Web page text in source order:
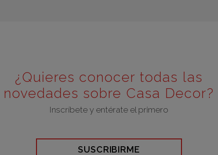
¿Quieres conocer todas las
novedades sobre Casa Decor?
Inscríbete y entérate el primero
SUSCRIBIRME